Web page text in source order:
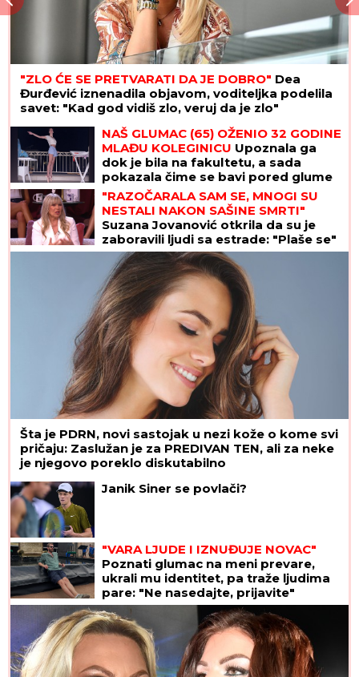
"ZLO ĆE SE PRETVARATI DA JE DOBRO" Dea
Đurđević iznenadila objavom, voditeljka podelila
savet: "Kad god vidiš zlo, veruj da je zlo"
NAŠ GLUMAC (65) OŽENIO 32 GODINE
MLAĐU KOLEGINICU Upoznala ga
dok je bila na fakultetu, a sada
pokazala čime se bavi pored glume
"RAZOČARALA SAM SE, MNOGI SU
NESTALI NAKON SAŠINE SMRTI"
Suzana Jovanović otkrila da su je
zaboravili ljudi sa estrade: "Plaše se"
Šta je PDRN, novi sastojak u nezi kože o kome svi
pričaju: Zaslužan je za PREDIVAN TEN, ali za neke
je njegovo poreklo diskutabilno
Janik Siner se povlači?
"VARA LJUDE I IZNUĐUJE NOVAC"
Poznati glumac na meni prevare,
ukrali mu identitet, pa traže ljudima
pare: "Ne nasedajte, prijavite"